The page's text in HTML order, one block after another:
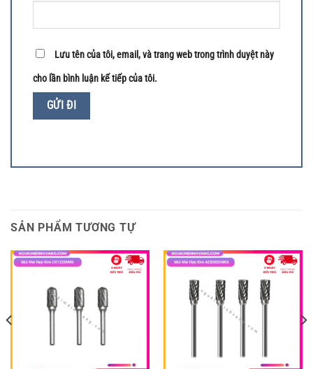
Lưu tên của tôi, email, và trang web trong trình duyệt này
cho lần bình luận kế tiếp của tôi.
SẢN PHẨM TƯƠNG TỰ